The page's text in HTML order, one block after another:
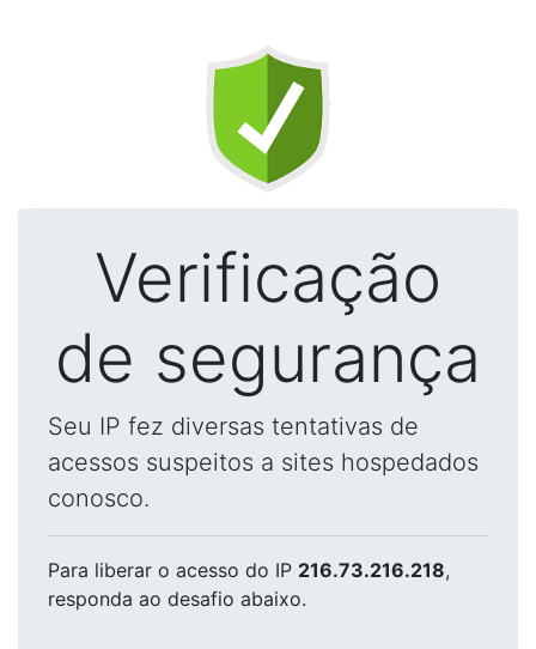
Verificação
de segurança
Seu IP fez diversas tentativas de
acessos suspeitos a sites hospedados
conosco.
Para liberar o acesso do IP 216.73.216.218,
responda ao desafio abaixo.